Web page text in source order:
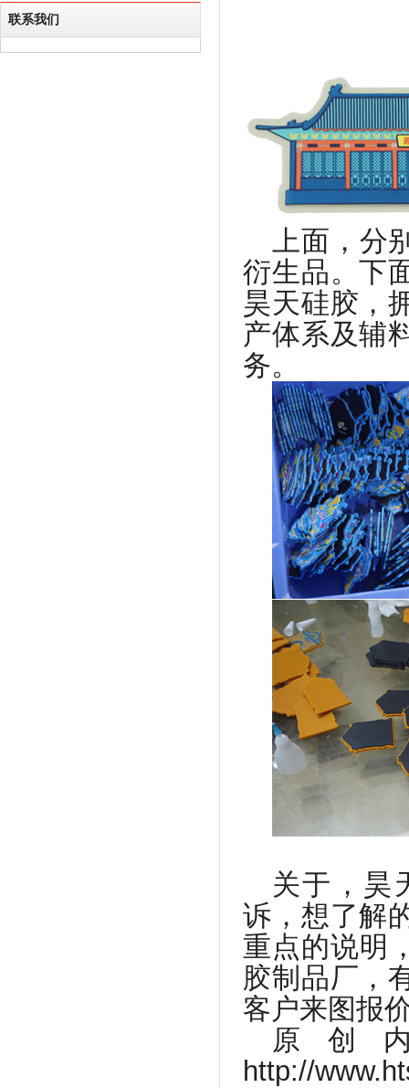
联系我们
上面，分
衍生品。下
昊天硅胶，
产体系及辅
务。
关于，昊
诉，想了解
重点的说明
胶制品厂，
客户来图报
原创
http://